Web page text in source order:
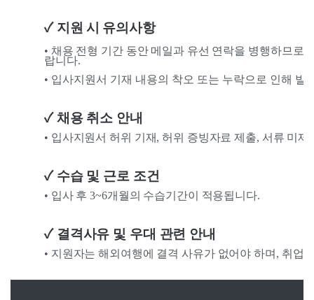
✓ 지원 시 유의사항
• 채용 전형 기간 동안 메일과 유선 연락을 병행하므로
랍니다.
• 입사지원서 기재 내용의 착오 또는 누락으로 인해
✓ 채용 취소 안내
• 입사지원서 허위 기재, 허위 증빙자료 제출, 서류 미
✓ 수습 및 근로 조건
• 입사 후 3~6개월의 수습기간이 적용됩니다.
✓ 결격사유 및 우대 관련 안내
• 지원자는 해외여행에 결격 사유가 없어야 하며, 취업